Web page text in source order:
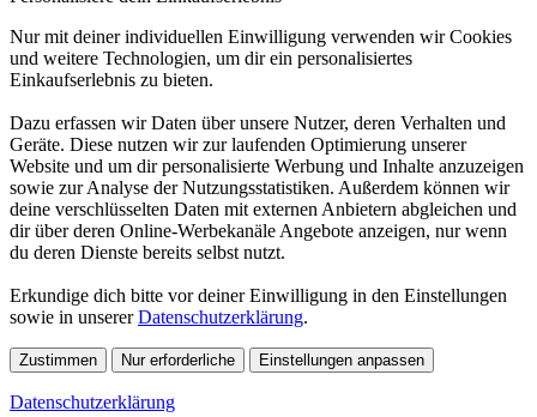
Nur mit deiner individuellen Einwilligung verwenden wir Cookies
und weitere Technologien, um dir ein personalisiertes
Einkaufserlebnis zu bieten.
Dazu erfassen wir Daten über unsere Nutzer, deren Verhalten und
Geräte. Diese nutzen wir zur laufenden Optimierung unserer
Website und um dir personalisierte Werbung und Inhalte anzuzeigen
sowie zur Analyse der Nutzungsstatistiken. Außerdem können wir
deine verschlüsselten Daten mit externen Anbietern abgleichen und
dir über deren Online-Werbekanäle Angebote anzeigen, nur wenn
du deren Dienste bereits selbst nutzt.
Erkundige dich bitte vor deiner Einwilligung in den Einstellungen
sowie in unsererDatenschutzerklärung.
Zustimmen Nur erforderliche Einstellungen anpassen
Datenschutzerklärung